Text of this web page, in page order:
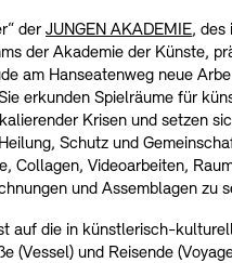
der JUNGEN AKADEMIE, des
der Akademie der Künste,
am Hanseatenweg neue
erkunden Spielräume für
Krisen und setzen
Schutz und
Collagen, Videoarbeiten,
und Assemblagen zu
auf die in künstlerisch-
(Vessel) und Reisende